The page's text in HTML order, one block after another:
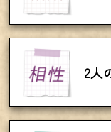
2人